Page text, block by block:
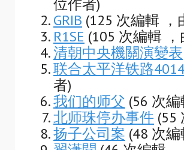
位作者)
GRIB (125 次編輯 ，
R1SE (105 次編輯
清朝中央機關演變表
联合太平洋铁路
者)
我们的师父 (56 次
北师珠停办事件 (55
扬子公司案 (48 次